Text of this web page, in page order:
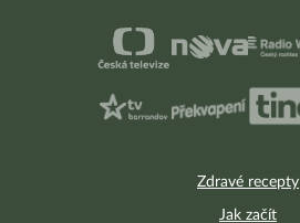
Zdravé recepty
Jak začít